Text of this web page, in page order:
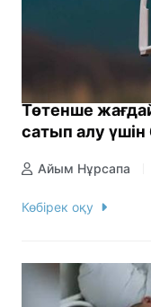
Төтенше
сатып алу үшін
Айым Нұрсапа
Көбірек оқу